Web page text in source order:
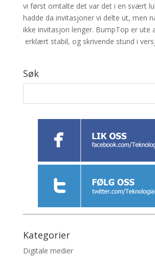
vi først omtalte det var det i en svært
hadde da invitasjoner vi delte ut, men
ikke invitasjon lenger. BumpTop er ute
erklært stabil, og skrivende stund i
Søk
Kategorier
Digitale medier